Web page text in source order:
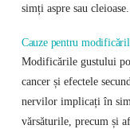
simți aspre sau cleioase.
Cauze pentru
Modificările gustului
cancer și efectele
nervilor implicați în
vărsăturile, precum și